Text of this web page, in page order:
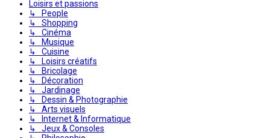
Loisirs et passions
↳ People
↳ Shopping
↳ Cinéma
↳ Musique
↳ Cuisine
↳ Loisirs créatifs
↳ Bricolage
↳ Décoration
↳ Jardinage
↳ Dessin & Photographie
↳ Arts visuels
↳ Internet & Informatique
↳ Jeux & Consoles